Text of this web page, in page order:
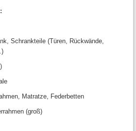
Schrankteile (Türen, Rückwände,
Matratze, Federbetten
(groß)